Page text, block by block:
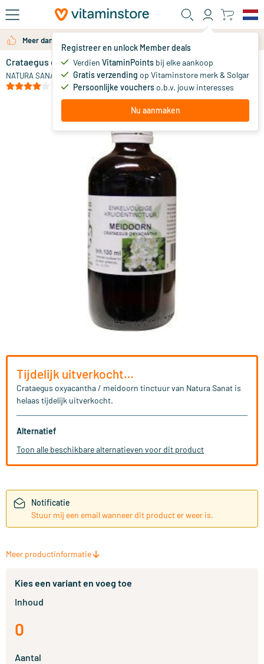
Ga naar de hoofdinhoud
Registreer en unlock Member deals
Verdien VitaminPoints bij elke aankoop
Gratis verzending op Vitaminstore merk & Solgar
Persoonlijke voucherso.b.v. jouw interesses
Nu aanmaken
Meer dan 325.000 tevreden klanten per jaar
Crataegus oxyacantha / meidoorn tinctuur
NATURA SANAT
Tijdelijk uitverkocht…
Crataegus oxyacantha / meidoorn tinctuur van Natura Sanat is
helaas tijdelijk uitverkocht.
Alternatief
Toon alle beschikbare alternatieven voor dit product
Notificatie
Stuur mij een email wanneer dit product er weer is.
Meer productinformatie
Kies een variant en voeg toe
Inhoud
0
Aantal